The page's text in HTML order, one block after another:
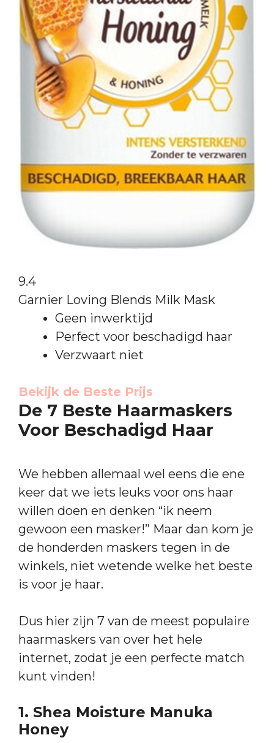
9.4
Garnier Loving Blends Milk Mask
Geen inwerktijd
Perfect voor beschadigd haar
Verzwaart niet
Bekijk de Beste Prijs
De 7 Beste Haarmaskers
Voor Beschadigd Haar
We hebben allemaal wel eens die ene
keer dat we iets leuks voor ons haar
willen doen en denken “ik neem
gewoon een masker!” Maar dan kom je
de honderden maskers tegen in de
winkels, niet wetende welke het beste
is voor je haar.
Dus hier zijn 7 van de meest populaire
haarmaskers van over het hele
internet, zodat je een perfecte match
kunt vinden!
1. Shea Moisture Manuka
Honey